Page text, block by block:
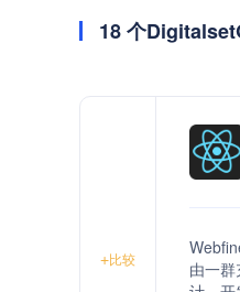
18 个
+比较
由一